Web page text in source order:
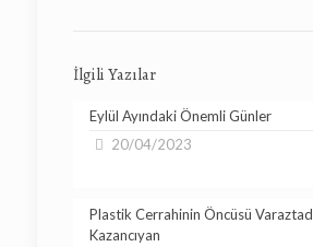
İlgili Yazılar
Eylül Ayındaki Önemli Günler
20/04/2023
Plastik Cerrahinin Öncüsü Varaztad
Kazancıyan